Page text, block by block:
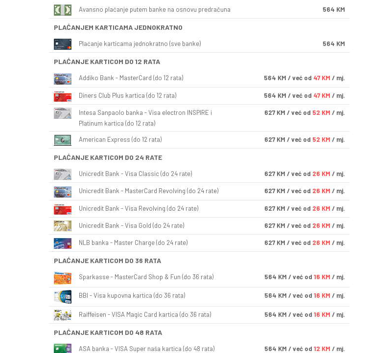
Avansno plaćanje putem banke na osnovu predračuna 564 KM
PLAĆANJEM KARTICAMA JEDNOKRATNO
Plaćanje karticama jednokratno (sve banke) 564 KM
PLAĆANJE KARTICOM DO 12 RATA
Addiko Bank - MasterCard (do 12 rata) 564 KM / već od 47 KM / mj.
Diners Club Plus kartica (do 12 rata) 564 KM / već od 47 KM / mj.
Intesa Sanpaolo banka - Visa electron INSPIRE i
Platinum kartica (do 12 rata)
627 KM / već od 52 KM / mj.
American Express (do 12 rata) 627 KM / već od 52 KM / mj.
PLAĆANJE KARTICOM DO 24 RATE
Unicredit Bank - Visa Classic (do 24 rate) 627 KM / već od 26 KM / mj.
Unicredit Bank - MasterCard Revolving (do 24 rate) 627 KM / već od 26 KM / mj.
Unicredit Bank - Visa Revolving (do 24 rate) 627 KM / već od 26 KM / mj.
Unicredit Bank - Visa Gold (do 24 rate) 627 KM / već od 26 KM / mj.
NLB banka - Master Charge (do 24 rate) 627 KM / već od 26 KM / mj.
PLAĆANJE KARTICOM DO 36 RATA
Sparkasse - MasterCard Shop & Fun (do 36 rata) 564 KM / već od 16 KM / mj.
BBI - Visa kupovna kartica (do 36 rata) 564 KM / već od 16 KM / mj.
Raiffeisen - VISA Magic Card kartica (do 36 rata) 564 KM / već od 16 KM / mj.
PLAĆANJE KARTICOM DO 48 RATA
ASA banka - VISA Super naša kartica (do 48 rata) 564 KM / već od 12 KM / mj.